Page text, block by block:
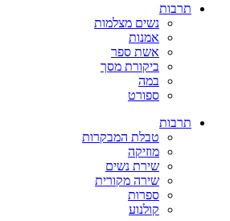
תרבות
נשים מצלמות
אמנות
אשת ספר
ביקורת מסך
במה
ספורט
תרבות
טבלת המבקרות
מוזיקה
שירת נשים
שירה מקורית
ספרות
קולנוע